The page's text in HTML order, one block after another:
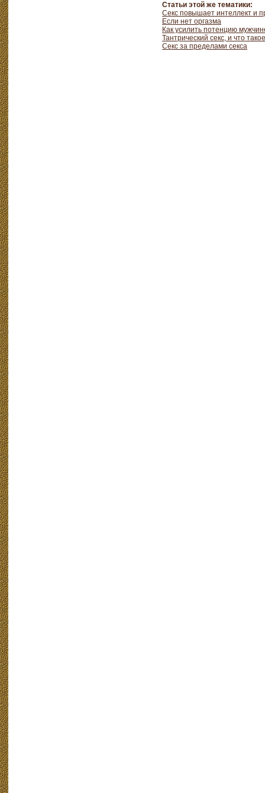
Статьи этой же тематики:
Секс повышает интеллект и
Если нет оргазма
Как усилить потенцию
Тантрический секс, и что
Секс за пределами секса